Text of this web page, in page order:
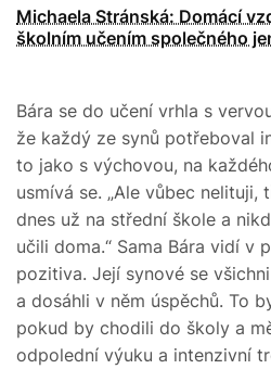
Michaela Stránská: Domácí
školním učením společného
Bára se do učení vrhla s
že každý ze synů potřeboval
to jako s výchovou, na
usmívá se. „Ale vůbec nelituji,
dnes už na střední škole a
učili doma.“ Sama Bára vidí v
pozitiva. Její synové se
a dosáhli v něm úspěchů. To
pokud by chodili do školy a
odpolední výuku a intenzivní